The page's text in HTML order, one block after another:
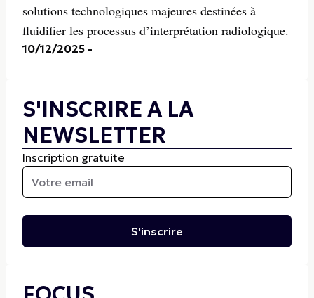
solutions technologiques majeures destinées à
fluidifier les processus d’interprétation radiologique.
10/12/2025 -
S'INSCRIRE A LA
NEWSLETTER
Inscription gratuite
S'inscrire